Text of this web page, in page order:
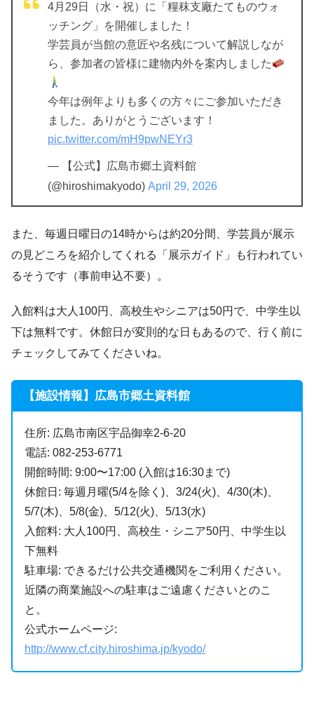
4月29日（水・祝）に「糧秣支廠たてものウォ
ッチング」を開催しました！
学芸員が当館の意匠や名残について解説しなが
ら、参加者の皆様に建物内外を案内しました
今年は例年よりも多くの方々にご参加いただき
ました。ありがとうございます！
pic.twitter.com/mH9pwNEYr3
— 【公式】広島市郷土資料館
(@hiroshimakyodo) April 29, 2026
また、毎週日曜日の14時からは約20分間、学芸員が展示
の見どころを紹介してくれる「展示ガイド」も行われてい
るそうです（事前申込不要）。
入館料は大人100円、高校生やシニアは50円で、中学生以
下は無料です。休館日が変則的な日もあるので、行く前に
チェックしてみてくださいね。
【施設情報】広島市郷土資料館
住所: 広島市南区宇品御幸2-6-20
電話: 082-253-6771
開館時間: 9:00〜17:00 (入館は16:30まで)
休館日: 毎週月曜(5/4を除く)、3/24(火)、4/30(木)、
5/7(木)、5/8(金)、5/12(火)、5/13(水)
入館料: 大人100円、高校生・シニア50円、中学生以
下無料
駐車場: できるだけ公共交通機関をご利用ください。
近隣の商業施設への駐車はご遠慮くださいとのこ
と。
公式ホームページ:
http://www.cf.city.hiroshima.jp/kyodo/